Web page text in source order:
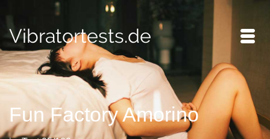
Vibratortests.de
Fun Factory Amorino